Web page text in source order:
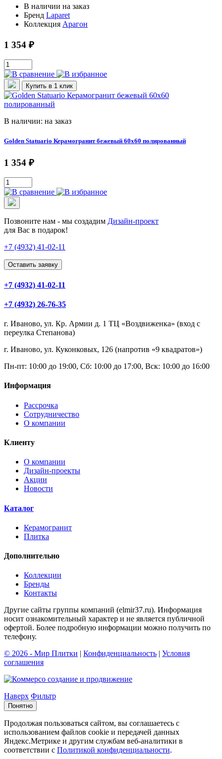
В наличии на заказ
Бренд Laparet
Коллекция Арагон
1 354 ₽
Купить в 1 клик
В наличии: на заказ
Golden Statuario Керамогранит бежевый 60x60 полированный
1 354 ₽
Позвоните нам - мы создадим Дизайн-проект
для Вас в подарок!
+7 (4932) 41-02-11
Оставить заявку
+7 (4932) 41-02-11
+7 (4932) 26-76-35
г. Иваново, ул. Кр. Армии д. 1 ТЦ «Воздвиженка» (вход с
переулка Степанова)
г. Иваново, ул. Куконковых, 126 (напротив «9 квадратов»)
Пн-пт: 10:00 до 19:00, Сб: 10:00 до 17:00, Вск: 10:00 до 16:00
Информация
Рассрочка
Сотрудничество
О компании
Клиенту
О компании
Дизайн-проекты
Акции
Новости
Каталог
Керамогранит
Плитка
Дополнительно
Коллекции
Бренды
Контакты
Другие сайты группы компаний (elmir37.ru). Информация
носит ознакомительный характер и не является публичной
офертой. Более подробную информации можно получить по
телефону.
© 2026 - Мир Плитки | Конфиденциальность | Условия
соглашения
cоздание и продвижение
Наверх Фильтр
Понятно
Продолжая пользоваться сайтом, вы соглашаетесь с
использованием файлов cookie и передачей данных
Яндекс.Метрике и другим службам веб-аналитики в
соответствии с Политикой конфиденциальности.